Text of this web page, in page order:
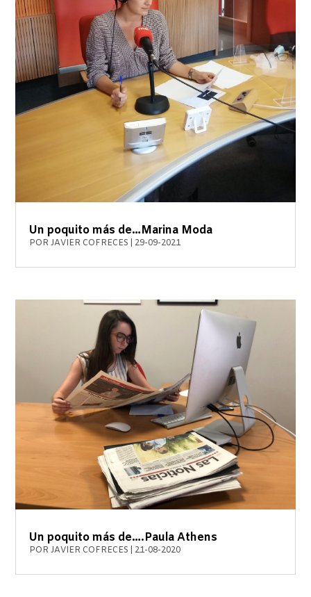
Un poquito más de…Marina Moda
PORJAVIER COFRECES 29-09-2021
Un poquito más de….Paula Athens
PORJAVIER COFRECES 21-08-2020